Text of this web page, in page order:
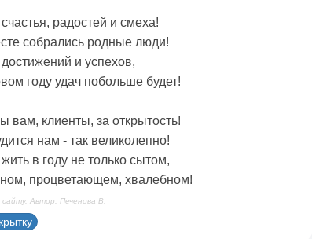
радостей и смеха!
собрались родные люди!
и успехов,
году удач побольше будет!
вам, клиенты, за открытость!
нам - так великолепно!
в году не только сытом,
процветающем, хвалебном!
Автор: Печенова В.